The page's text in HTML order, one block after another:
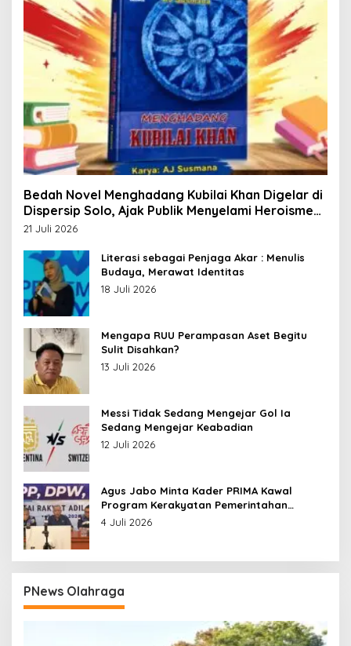
Bedah Novel Menghadang Kubilai Khan Digelar di
Dispersip Solo, Ajak Publik Menyelami Heroisme
Leluhur Nusantara
21 Juli 2026
Literasi sebagai Penjaga Akar : Menulis
Budaya, Merawat Identitas
18 Juli 2026
Mengapa RUU Perampasan Aset Begitu
Sulit Disahkan?
13 Juli 2026
Messi Tidak Sedang Mengejar Gol Ia
Sedang Mengejar Keabadian
12 Juli 2026
Agus Jabo Minta Kader PRIMA Kawal
Program Kerakyatan Pemerintahan
Prabowo
4 Juli 2026
PNews Olahraga